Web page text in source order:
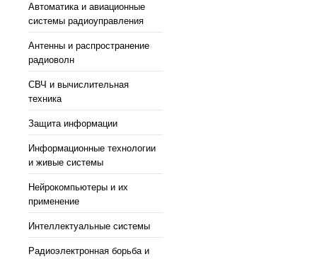
Автоматика и авиационные
системы радиоуправления
Антенны и распространение
радиоволн
СВЧ и вычислительная
техника
Защита информации
Информационные технологии
и живые системы
Нейрокомпьютеры и их
применение
Интеллектуальные системы
Радиоэлектронная борьба и